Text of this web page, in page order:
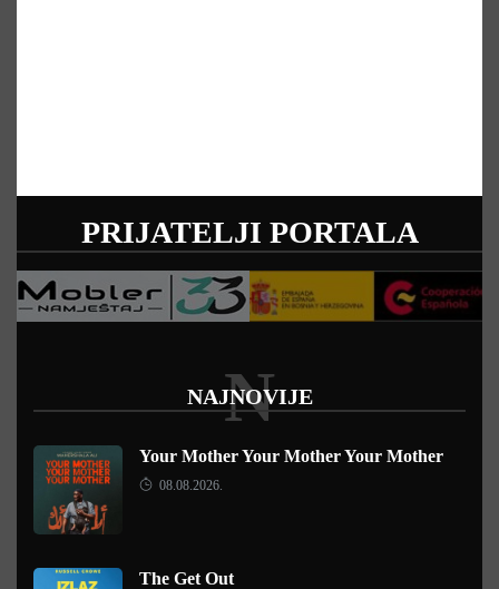
PRIJATELJI PORTALA
NAJNOVIJE
N
Your Mother Your Mother Your Mother
08.08.2026.
The Get Out